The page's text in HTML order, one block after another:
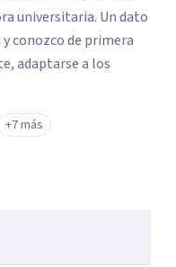
universitaria. Un dato
conozco de primera
adaptarse a los
+7 más